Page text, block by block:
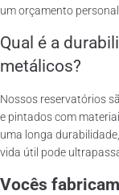
um orçamento
Qual é a
metálicos?
Nossos reservatórios
e pintados com
uma longa
vida útil pode
Vocês